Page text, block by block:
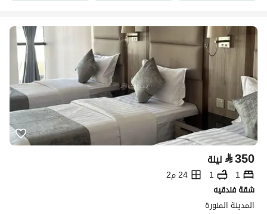
⃁350 ليلة
1
1
24 م2
شقة فندقيه
المدينة المنورة